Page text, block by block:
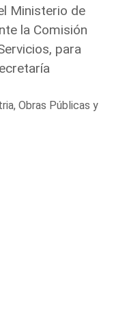
Ministerio de
la Comisión
para
Obras Públicas y